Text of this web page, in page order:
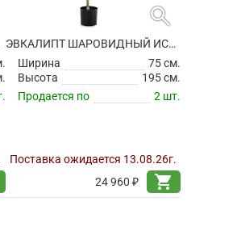
search
ЭВКАЛИПТ ШАРОВИДНЫЙ ИСКУССТВЕННЫЙ
Ширина
75 см.
Высота
195 см.
Продается по
2 шт.
Поставка ожидается 13.08.26г.
24 960 ₽
shopping_cart